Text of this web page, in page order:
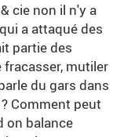
cie non il n'y a
a attaqué des
partie des
mutiler
du gars dans
Comment peut
on balance